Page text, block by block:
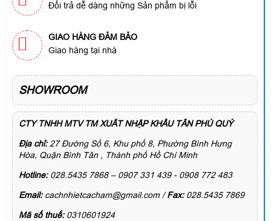
Đổi trả dễ dàng những Sản phẩm bị lỗi
GIAO HÀNG ĐẢM BẢO
Giao hàng tại nhà
SHOWROOM
CTY TNHH MTV TM XUẤT NHẬP KHẨU TÂN PHÚ QUÝ
Địa chỉ:27 Đường Số 6, Khu phố 8, Phường Bình Hưng
Hòa, Quận Bình Tân , Thành phố Hồ Chí Minh
Hotline: 028.5435 7868 – 0907 331 439 - 0908 772 483
Email:cachnhietcacham@gmail.com /Fax:028.5435 7869
Mã số thuế: 0310601924